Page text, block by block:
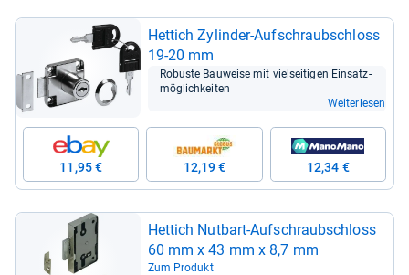
Het­tich Zylin­der-​Auf­schraub­schloss
19-​20 mm
Robuste Bau­weise mit viel­sei­ti­gen Ein­satz­
mög­lich­kei­ten
Weiterlesen
11,95 € 12,19 € 12,34 €
Het­tich Nut­bart-​Auf­schraub­schloss
60 mm x 43 mm x 8,7 mm
Zum Produkt